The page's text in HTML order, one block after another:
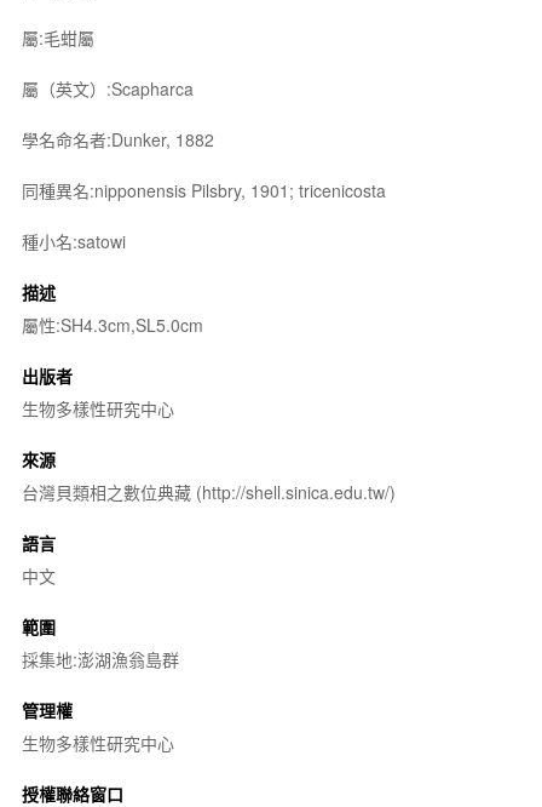
屬:毛蚶屬
屬（英文）:Scapharca
學名命名者:Dunker, 1882
同種異名:nipponensis Pilsbry, 1901; tricenicosta
種小名:satowi
描述
屬性:SH4.3cm,SL5.0cm
出版者
生物多樣性研究中心
來源
台灣貝類相之數位典藏 (http://shell.sinica.edu.tw/)
語言
中文
範圍
採集地:澎湖漁翁島群
管理權
生物多樣性研究中心
授權聯絡窗口